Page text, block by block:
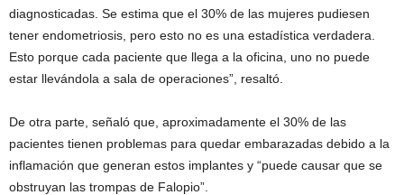
diagnosticadas. Se estima que el 30% de las mujeres pudiesen
tener endometriosis, pero esto no es una estadística verdadera.
Esto porque cada paciente que llega a la oficina, uno no puede
estar llevándola a sala de operaciones”, resaltó.
De otra parte, señaló que, aproximadamente el 30% de las
pacientes tienen problemas para quedar embarazadas debido a la
inflamación que generan estos implantes y “puede causar que se
obstruyan las trompas de Falopio”.